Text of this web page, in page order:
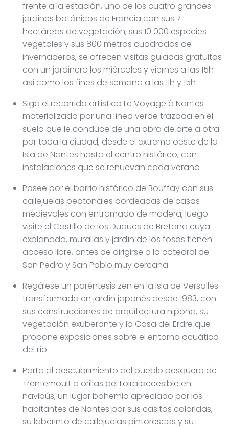
frente a la estación, uno de los cuatro grandes
jardines botánicos de Francia con sus 7
hectáreas de vegetación, sus 10 000 especies
vegetales y sus 800 metros cuadrados de
invernaderos, se ofrecen visitas guiadas gratuitas
con un jardinero los miércoles y viernes a las 15h
así como los fines de semana a las 11h y 15h
Siga el recorrido artístico Le Voyage à Nantes
materializado por una línea verde trazada en el
suelo que le conduce de una obra de arte a otra
por toda la ciudad, desde el extremo oeste de la
Isla de Nantes hasta el centro histórico, con
instalaciones que se renuevan cada verano
Pasee por el barrio histórico de Bouffay con sus
callejuelas peatonales bordeadas de casas
medievales con entramado de madera, luego
visite el Castillo de los Duques de Bretaña cuya
explanada, murallas y jardín de los fosos tienen
acceso libre, antes de dirigirse a la catedral de
San Pedro y San Pablo muy cercana
Regálese un paréntesis zen en la Isla de Versalles
transformada en jardín japonés desde 1983, con
sus construcciones de arquitectura nipona, su
vegetación exuberante y la Casa del Erdre que
propone exposiciones sobre el entorno acuático
del río
Parta al descubrimiento del pueblo pesquero de
Trentemoult a orillas del Loira accesible en
navibús, un lugar bohemio apreciado por los
habitantes de Nantes por sus casitas coloridas,
su laberinto de callejuelas pintorescas y su